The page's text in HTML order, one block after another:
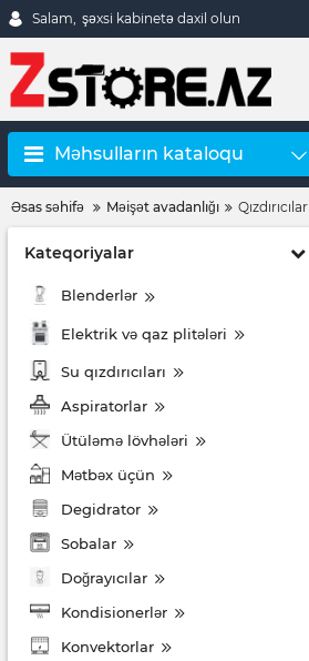
Salam, şəxsi kabinetə daxil olun
Məhsulların kataloqu
Əsas səhifə Məişət avadanlığı Qızdırıcılar
Kateqoriyalar
Blenderlər
Elektrik və qaz plitələri
Su qızdırıcıları
Aspiratorlar
Ütüləmə lövhələri
Mətbəx üçün
Degidrator
Sobalar
Doğrayıcılar
Kondisionerlər
Konvektorlar